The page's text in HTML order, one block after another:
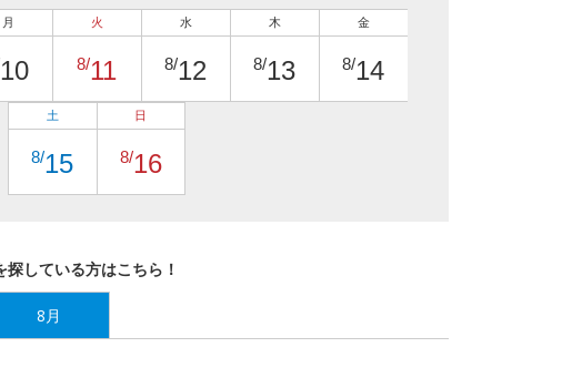
月
10
火
8/11
水
8/12
木
8/13
金
8/14
土
8/15
日
8/16
している方はこちら！
8月